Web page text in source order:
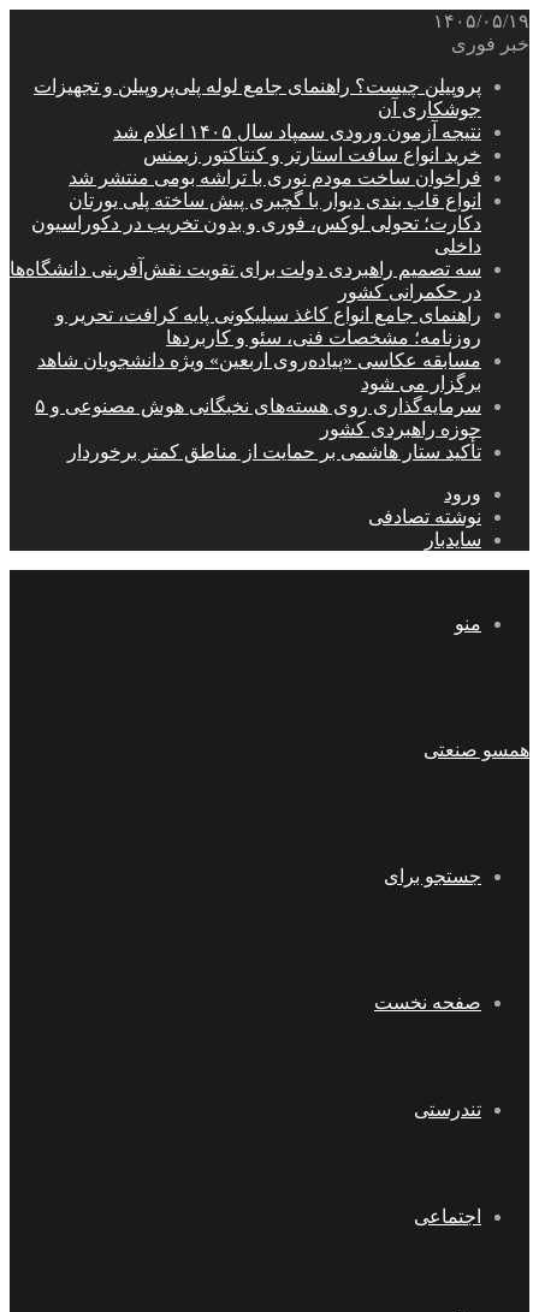
۱۴۰۵/۰۵/۱۹
خبر فوری
پروپیلن چیست؟ راهنمای جامع لوله پلی‌پروپیلن و تجهیزات
جوشکاری آن
نتیجه آزمون ورودی سمپاد سال ۱۴۰۵ اعلام شد
خرید انواع سافت استارتر و کنتاکتور زیمنس
فراخوان ساخت مودم نوری با تراشه بومی منتشر شد
انواع قاب بندی دیوار با گچبری پیش ساخته پلی یورتان
دکارت؛ تحولی لوکس، فوری و بدون تخریب در دکوراسیون
داخلی
سه تصمیم راهبردی دولت برای تقویت نقش‌آفرینی دانشگاه‌ها
در حکمرانی کشور
راهنمای جامع انواع کاغذ سیلیکونی پایه کرافت، تحریر و
روزنامه؛ مشخصات فنی، سئو و کاربردها
مسابقه عکاسی «پیاده‌روی اربعین» ویژه دانشجویان شاهد
برگزار می شود
سرمایه‌گذاری روی هسته‌های نخبگانی هوش مصنوعی و ۵
حوزه راهبردی کشور
تأکید ستار هاشمی بر حمایت از مناطق کمتر برخوردار
ورود
نوشته تصادفی
سایدبار
منو
همسو صنعتی
جستجو برای
صفحه نخست
تندرستی
اجتماعی